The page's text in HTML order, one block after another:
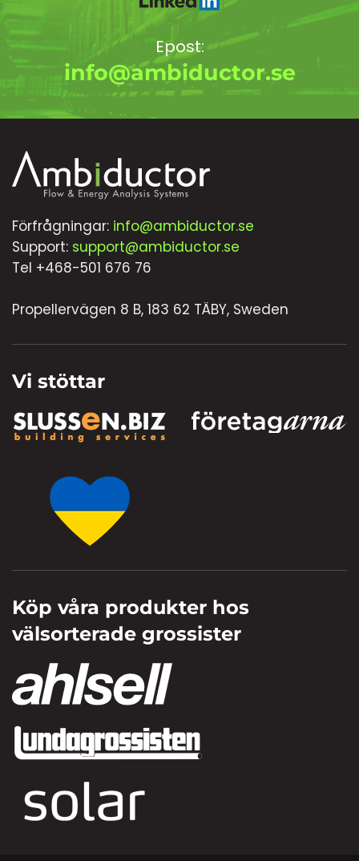
Epost:
info@ambiductor.se
Förfrågningar: info@ambiductor.se
Support: support@ambiductor.se
Tel +468-501 676 76
Propellervägen 8 B, 183 62 TÄBY, Sweden
Vi stöttar
Köp våra produkter hos
välsorterade grossister